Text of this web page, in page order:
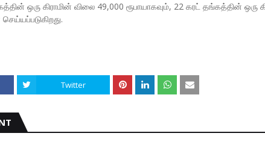
ஒரு கிராமின் விலை 49,000 ரூபாயாகவும், 22 கரட் தங்கத்தின் ஒரு
Twitter